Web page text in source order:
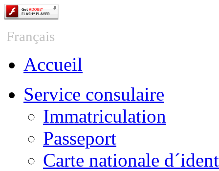
Français
Accueil
Service consulaire
Immatriculation
Passeport
Carte nationale